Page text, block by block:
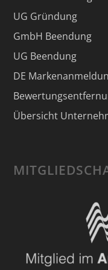
UG Gründung
GmbH Beendung
UG Beendung
DE
Übersicht